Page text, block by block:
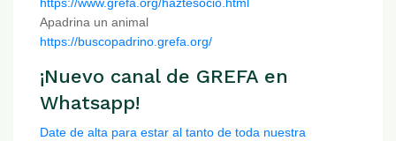
https://www.grefa.org/haztesocio.html
Apadrina un animal
https://buscopadrino.grefa.org/
¡Nuevo canal de GREFA en
Whatsapp!
Date de alta para estar al tanto de toda nuestra